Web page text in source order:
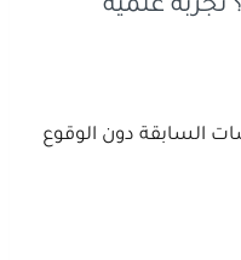
علمية